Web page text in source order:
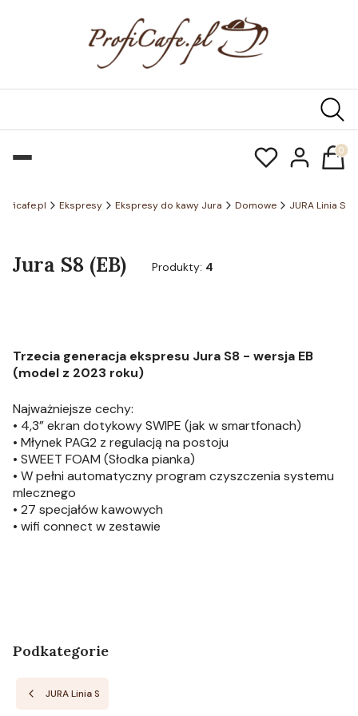
Ekspresy Ekspresy do kawy Jura Domowe JURA Linia S
Jura S8 (EB) Produkty: 4
Trzecia generacja ekspresu Jura S8 - wersja EB
(model z 2023 roku)
Najważniejsze cechy:
• 4,3” ekran dotykowy SWIPE (jak w smartfonach)
• Młynek PAG2 z regulacją na postoju
• SWEET FOAM (Słodka pianka)
• W pełni automatyczny program czyszczenia systemu
mlecznego
• 27 specjałów kawowych
• wifi connect w zestawie
Podkategorie
JURA Linia S